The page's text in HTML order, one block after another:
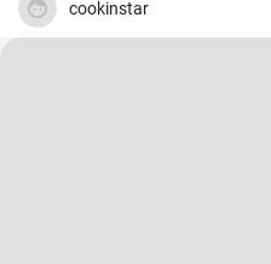
cookinstar